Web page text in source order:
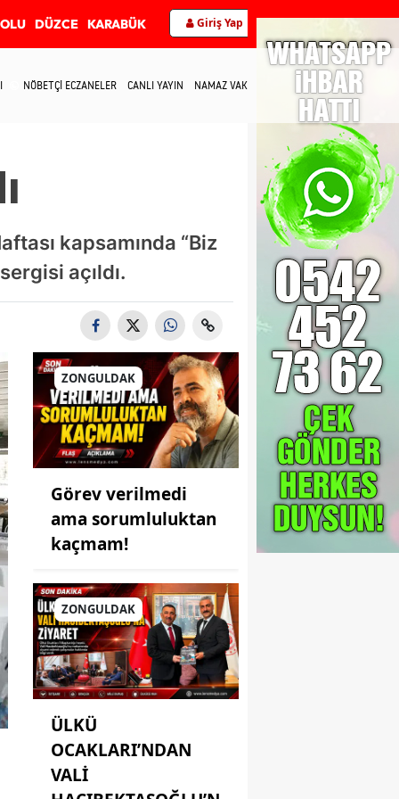
DÜZCE KARABÜK Giriş Yap
NÖBETÇİ ECZANELER CANLI YAYIN NAMAZ VAKİTLERİ İLETİŞİM
kapsamında “Biz
açıldı.
ZONGULDAK
Görev verilmedi
ama sorumluluktan
kaçmam!
ZONGULDAK
ÜLKÜ
OCAKLARI’NDAN
VALİ